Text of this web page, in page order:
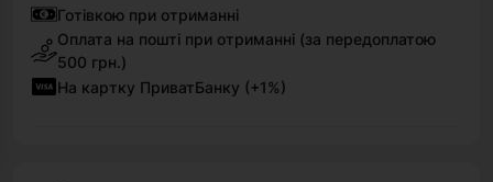
Готівкою при отриманні
Оплата на пошті при отриманні (за передоплатою
500 грн.)
На картку ПриватБанку (+1%)